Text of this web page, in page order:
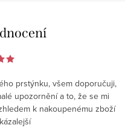
prstýnku, všem doporučuji,
upozornění a to, že se mi
k nakoupenému zboží